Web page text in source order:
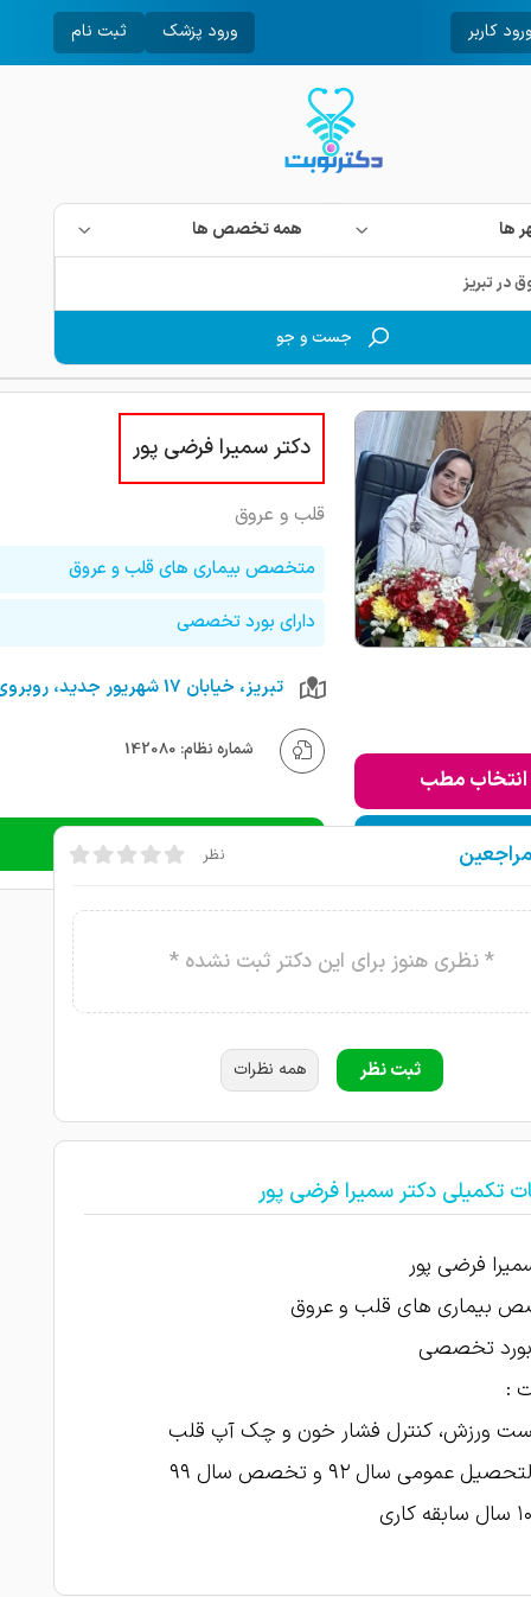
ورود کاربر ورود پزشک ثبت نام
ها همه تخصص ها
جست و جو
انتخاب مطب
به لیست من
دکتر سمیرا فرضی پور
قلب و عروق
متخصص بیماری های قلب و عروق
دارای بورد تخصصی
شماره نظام: 142080
دریافت نوبت تلفنی نظر
* نظری هنوز برای این دکتر ثبت نشده *
ثبت نظر همه نظرات
تکمیلی دکتر سمیرا فرضی پور
فرضی پور
بیماری های قلب و عروق
بورد تخصصی
:
تست ورزش، کنترل فشار خون و چک آپ قلب
عمومی سال ۹۲ و تخصص سال ۹۹